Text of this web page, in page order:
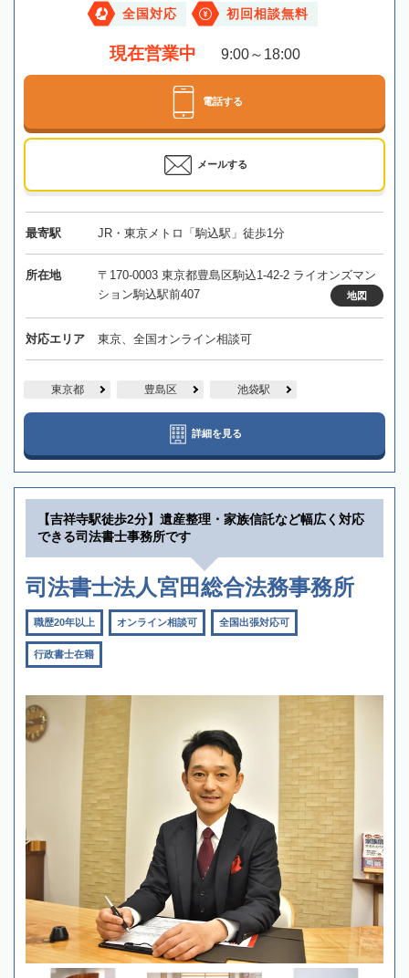
全国対応 初回相談無料
現在営業中 9:00～18:00
電話する
メールする
最寄駅 JR・東京メトロ「駒込駅」徒歩1分
所在地
〒170-0003 東京都豊島区駒込1-42-2 ライオンズマン
ション駒込駅前407
地図
対応エリア 東京、全国オンライン相談可
東京都 豊島区 池袋駅
詳細を見る
【吉祥寺駅徒歩2分】遺産整理・家族信託など幅広く対応
できる司法書士事務所です
司法書士法人宮田総合法務事務所
職歴20年以上 オンライン相談可 全国出張対応可
行政書士在籍